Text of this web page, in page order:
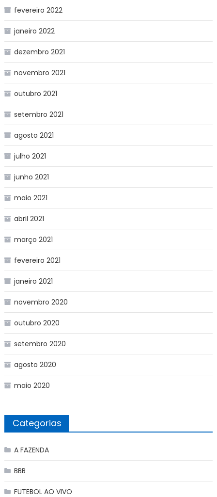
fevereiro 2022
janeiro 2022
dezembro 2021
novembro 2021
outubro 2021
setembro 2021
agosto 2021
julho 2021
junho 2021
maio 2021
abril 2021
março 2021
fevereiro 2021
janeiro 2021
novembro 2020
outubro 2020
setembro 2020
agosto 2020
maio 2020
Categorias
A FAZENDA
BBB
FUTEBOL AO VIVO